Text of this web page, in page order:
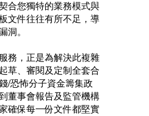
合您獨特的業務模式與
文件往往有所不足，導
洞。
服務，正是為解決此複雜
草、審閱及定制全套合
/恐怖分子資金籌集政
董事會報告及監管機構
確保每一份文件都堅實